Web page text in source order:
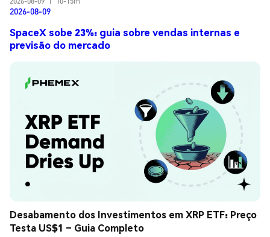
2026-08-09
SpaceX sobe 23%: guia sobre vendas internas e
previsão do mercado
Desabamento dos Investimentos em XRP ETF: Preço
Testa US$1 – Guia Completo